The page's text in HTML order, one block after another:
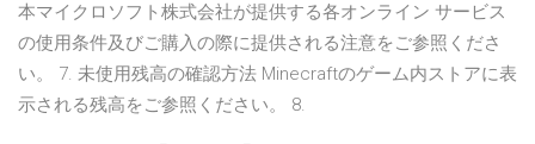
本マイクロソフト株式会社が提供する各オンライン サービス
の使用条件及びご購入の際に提供される注意をご参照くださ
い。 7. 未使用残高の確認方法 Minecraftのゲーム内ストアに表
示される残高をご参照ください。 8.